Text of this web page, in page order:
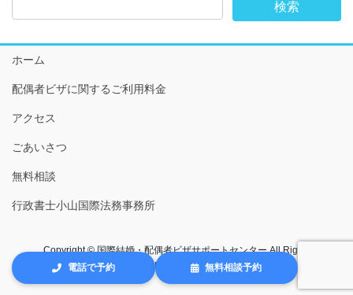
ホーム
配偶者ビザに関するご利用料金
アクセス
ごあいさつ
無料相談
行政書士小山国際法務事務所
Copyright © 国際結婚・配偶者ビザサポートセンター All Rights
Reserved.
電話で予約 無料相談予約